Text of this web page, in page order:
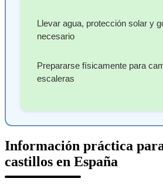
Llevar agua, protección solar y
necesario
Prepararse físicamente para
escaleras
Información práctica
castillos en España